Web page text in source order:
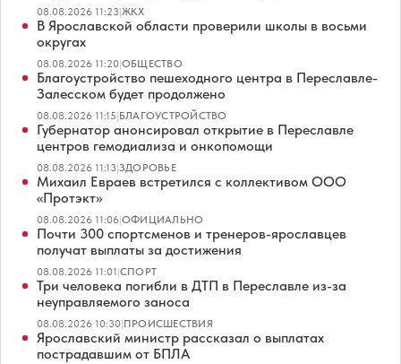
08.08.2026 11:23|ЖКХ
В Ярославской области проверили школы в восьми
округах
08.08.2026 11:20|ОБЩЕСТВО
Благоустройство пешеходного центра в Переславле-
Залесском будет продолжено
08.08.2026 11:15|БЛАГОУСТРОЙСТВО
Губернатор анонсировал открытие в Переславле
центров гемодиализа и онкопомощи
08.08.2026 11:13|ЗДОРОВЬЕ
Михаил Евраев встретился с коллективом ООО
«Протэкт»
08.08.2026 11:06|ОФИЦИАЛЬНО
Почти 300 спортсменов и тренеров-ярославцев
получат выплаты за достижения
08.08.2026 11:01|СПОРТ
Три человека погибли в ДТП в Переславле из-за
неуправляемого заноса
08.08.2026 10:30|ПРОИСШЕСТВИЯ
Ярославский министр рассказал о выплатах
пострадавшим от БПЛА